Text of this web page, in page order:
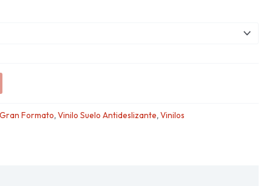
Gran Formato,Vinilo Suelo Antideslizante,Vinilos